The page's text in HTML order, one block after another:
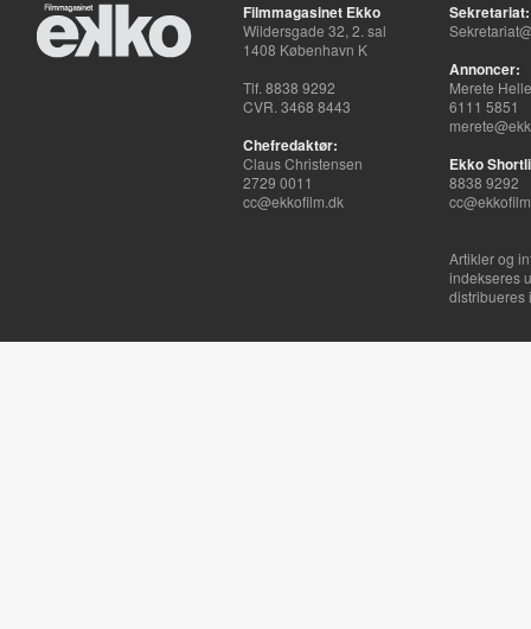
Filmmagasinet Ekko
Wildersgade 32, 2. sal
1408 København K
Tlf. 8838 9292
CVR. 3468 8443
Chefredaktør:
Claus Christensen
2729 0011
cc@ekkofilm.dk
Sekretariat:
Annoncer:
Merete
6111 5851
Ekko
8838 9292
Artikler og
indekseres
distribueres